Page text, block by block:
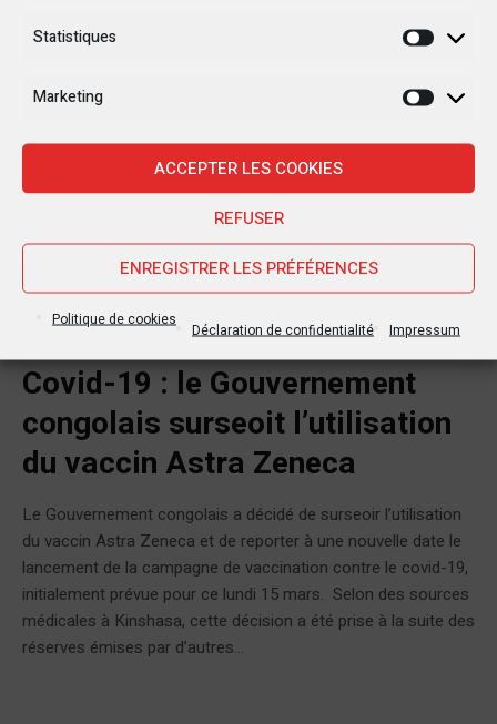
Statistiques
Marketing
ACCEPTER LES COOKIES
REFUSER
ENREGISTRER LES PRÉFÉRENCES
Politique de cookies
Déclaration de confidentialité Impressum
12 mars 2021 ParInfocongo Dans Coronavirus
Covid-19 : le Gouvernement
congolais surseoit l’utilisation
du vaccin Astra Zeneca
Le Gouvernement congolais a décidé de surseoir l’utilisation
du vaccin Astra Zeneca et de reporter à une nouvelle date le
lancement de la campagne de vaccination contre le covid-19,
initialement prévue pour ce lundi 15 mars. Selon des sources
médicales à Kinshasa, cette décision a été prise à la suite des
réserves émises par d’autres...